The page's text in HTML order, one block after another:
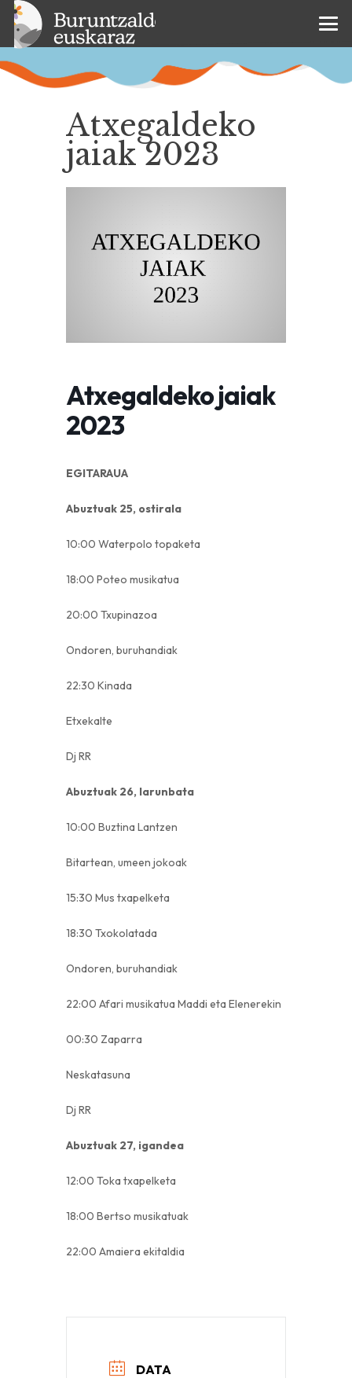
Atxegaldeko
jaiak 2023
Atxegaldeko jaiak
2023
EGITARAUA
Abuztuak 25, ostirala
10:00 Waterpolo topaketa
18:00 Poteo musikatua
20:00 Txupinazoa
Ondoren, buruhandiak
22:30 Kinada
Etxekalte
Dj RR
Abuztuak 26, larunbata
10:00 Buztina Lantzen
Bitartean, umeen jokoak
15:30 Mus txapelketa
18:30 Txokolatada
Ondoren, buruhandiak
22:00 Afari musikatua Maddi eta Elenerekin
00:30 Zaparra
Neskatasuna
Dj RR
Abuztuak 27, igandea
12:00 Toka txapelketa
18:00 Bertso musikatuak
22:00 Amaiera ekitaldia
DATA